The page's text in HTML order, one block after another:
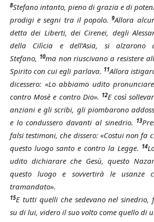
8Stefano intanto, pieno di grazia e di
prodigi e segni tra il popolo.9Allora
detta dei Liberti, dei Cirenei, degli
della Cilìcia e dell’Asia, si alzarono
Stefano, 10ma non riuscivano a resistere
Spirito con cui egli parlava. 11Allora
dicessero: «Lo abbiamo udito
contro Mosè e contro Dio». 12E così
anziani e gli scribi, gli piombarono
e lo condussero davanti al sinedrio. 13
falsi testimoni, che dissero: «Costui non fa
questo luogo santo e contro la Legge. 14
udito dichiarare che Gesù, questo
questo luogo e sovvertirà le usanze
tramandato».
15E tutti quelli che sedevano nel sinedrio,
su di lui, videro il suo volto come quello di